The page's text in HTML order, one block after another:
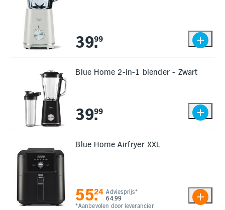
39.
99
Blue Home 2-in-1 blender - Zwart
39.
99
Blue Home Airfryer XXL
Adviesprijs*
64.99
*Aanbevolen door leverancier
55.
24